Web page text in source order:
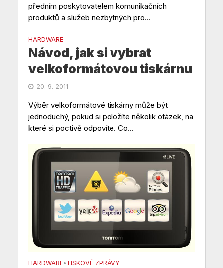
předním poskytovatelem komunikačních
produktů a služeb nezbytných pro...
HARDWARE
Návod, jak si vybrat
velkoformátovou tiskárnu
20. 9. 2011
Výběr velkoformátové tiskárny může být
jednoduchý, pokud si položíte několik otázek, na
které si poctivě odpovíte. Co...
HARDWARE•TISKOVÉ ZPRÁVY